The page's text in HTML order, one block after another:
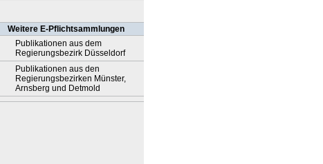
Weitere E-Pflichtsammlungen
Publikationen aus dem
Regierungsbezirk Düsseldorf
Publikationen aus den
Regierungsbezirken Münster,
Arnsberg und Detmold